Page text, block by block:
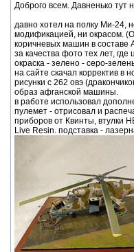
Доброго всем. Давненько тут
давно хотел на полку Ми-24,
модификацией, ни окрасом.
коричневых машин в
за качества фото тех лет,
окраска - зелено - серо-
на сайте скачал корректив в
рисунки с 262 овэ
образ афганской машины.
в работе использовал
пулемет - отрисовал и
приборов от Квинты, втулки
Live Resin. подставка -